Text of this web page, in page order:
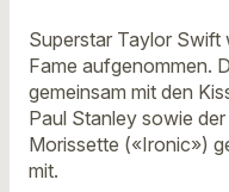
Superstar Taylor Swift
Fame aufgenommen.
gemeinsam mit den
Paul Stanley sowie
Morissette («Ironic»)
mit.